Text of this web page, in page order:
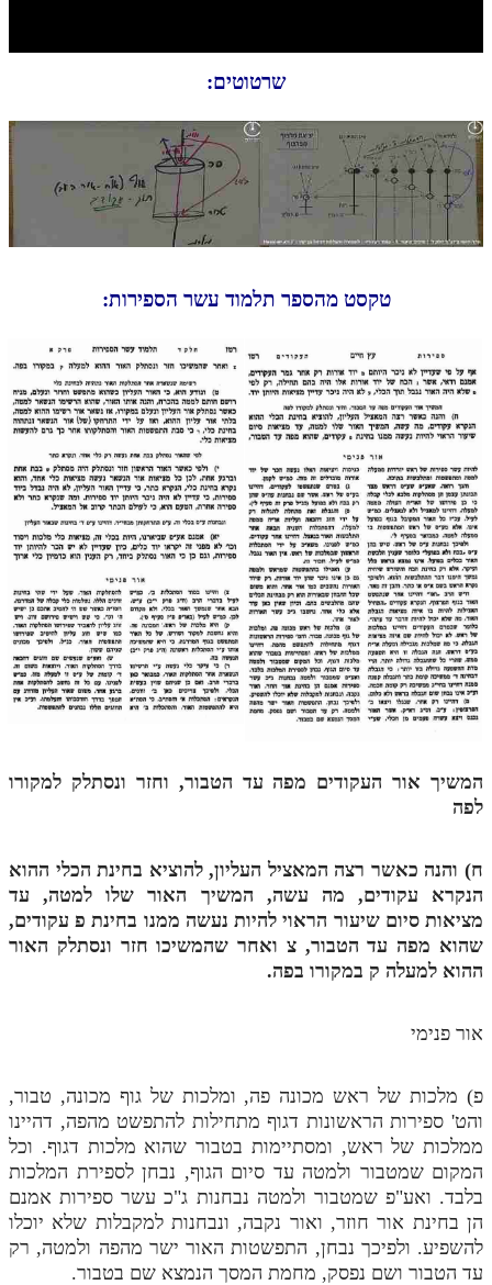
חלק יג
חלק יד
חלק טו
חלק ט"ז
הזמן סט תע"ס
הזמן סט תלמוד עשר הספירות
ספרים להורדה
מנוע חיפוש בספרים
תלמוד עשר הספירות בעיון
תלמוד עשר הספירות חלק א
תע"ס חלק ב' עיון
תע"ס חלק ג' עיון
תלמוד עשר הספירות חלק ה
תלמוד עשר הספירות חלק ו
תלמוד עשר הספירות חלק ח
תלמוד עשר הספירות חלק ט
תלמוד עשר הספירות חלק י
תלמוד עשר הספירות חלק יג
תלמוד עשר הספירות חלק יד
תלמוד עשר הספירות חלק טו
תלמוד עשר הספירות חלק טז
שרטוטים:
טקסט מהספר תלמוד עשר הספירות:
המשיך אור העקודים מפה עד הטבור, וחזר ונסתלק למקורו
לפה
ח) והנה כאשר רצה המאציל העליון, להוציא בחינת הכלי ההוא
הנקרא עקודים, מה עשה, המשיך האור שלו למטה, עד
מציאות סיום שיעור הראוי להיות נעשה ממנו בחינת פ עקודים,
שהוא מפה עד הטבור, צ ואחר שהמשיכו חזר ונסתלק האור
ההוא למעלה ק במקורו בפה.
אור פנימי
פ) מלכות של ראש מכונה פה, ומלכות של גוף מכונה, טבור,
והט' ספירות הראשונות דגוף מתחילות להתפשט מהפה, דהיינו
ממלכות של ראש, ומסתיימות בטבור שהוא מלכות דגוף. וכל
המקום שמטבור ולמטה עד סיום הגוף, נבחן לספירת המלכות
בלבד. ואע"פ שמטבור ולמטה נבחנות ג"כ עשר ספירות אמנם
הן בחינת אור חוזר, ואור נקבה, ונבחנות למקבלות שלא יוכלו
להשפיע. ולפיכך נבחן, התפשטות האור ישר מהפה ולמטה, רק
עד הטבור ושם נפסק, מחמת המסך הנמצא שם בטבור.